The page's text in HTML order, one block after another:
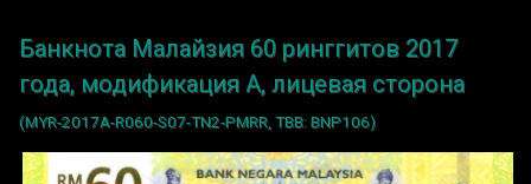
Банкнота Малайзия 60 ринггитов 2017
года, модификация A, лицевая сторона
(MYR-2017A-R060-S07-TN2-PMRR, TBB: BNP106)